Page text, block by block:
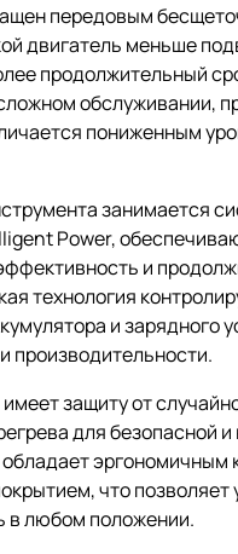
передовым
двигатель меньше
продолжительный
обслуживании,
пониженным
занимается
Power,
и
технология
и зарядного
производительности.
защиту от
для безопасной
эргономичным
что позволяет
в любом положении.